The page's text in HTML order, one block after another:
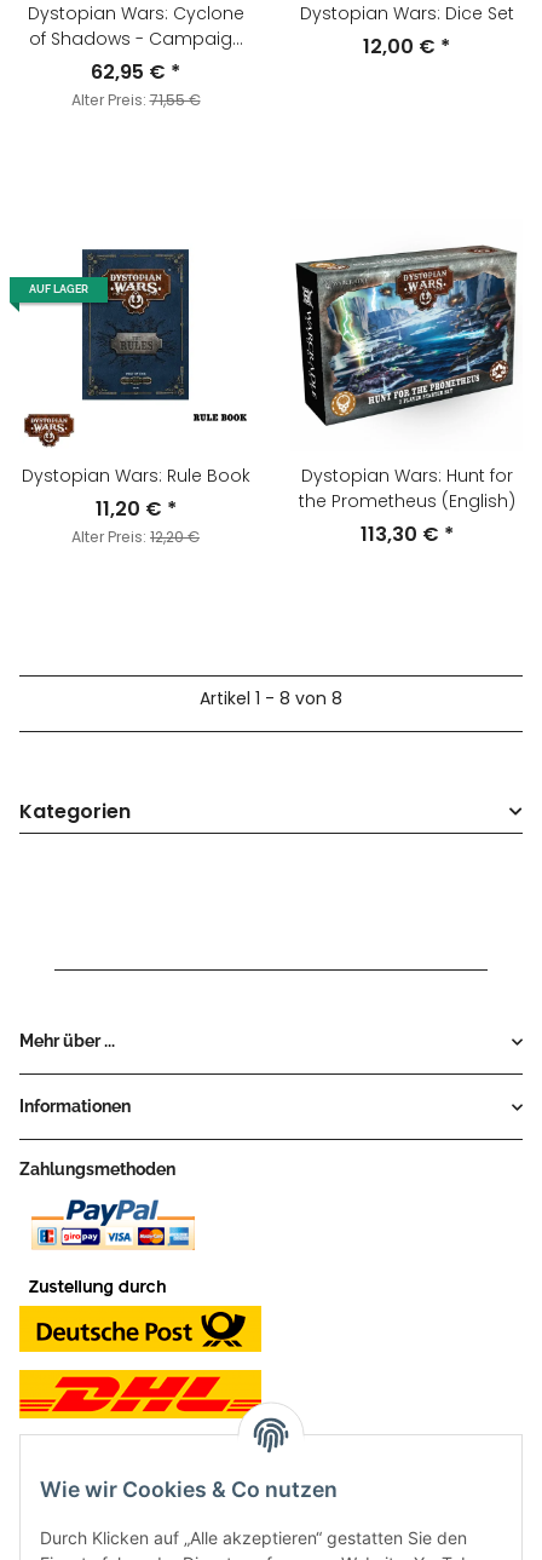
Dystopian Wars: Cyclone
of Shadows - Campaign
Set
62,95 € *
Alter Preis:71,55 €
Dystopian Wars: Dice Set
12,00 € *
AUF LAGER
Dystopian Wars: Rule Book
11,20 € *
Alter Preis: 12,20 €
Dystopian Wars: Hunt for
the Prometheus (English)
113,30 € *
Artikel 1 - 8 von 8
Kategorien
Mehr über ...
Informationen
Zahlungsmethoden
Neben dem Onlineshop haben wir ein Ladengeschäft in Hütten:
Wie wir Cookies & Co nutzen
Durch Klicken auf „Alle akzeptieren“ gestatten Sie den